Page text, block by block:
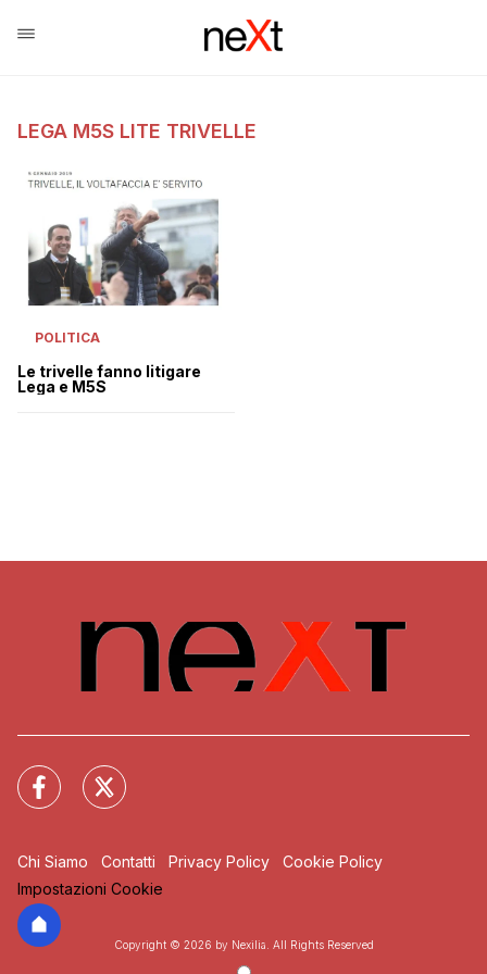
LEGA M5S LITE TRIVELLE
POLITICA
Le trivelle fanno litigare
Lega e M5S
Chi Siamo Contatti Privacy Policy
Cookie Policy
Impostazioni Cookie
Copyright © 2026 by Nexilia. All Rights Reserved